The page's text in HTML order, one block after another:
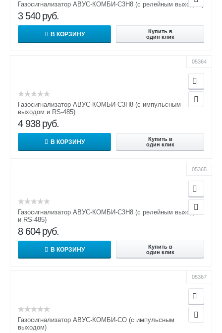
Газосигнализатор АВУС-КОМБИ-С3Н8 (с релейным выходом)
3 540 руб.
В КОРЗИНУ
Купить в
один клик
05364
Газосигнализатор АВУС-КОМБИ-С3Н8 (с импульсным
выходом и RS-485)
4 938 руб.
В КОРЗИНУ
Купить в
один клик
05365
Газосигнализатор АВУС-КОМБИ-С3Н8 (с релейным выходом
и RS-485)
8 604 руб.
В КОРЗИНУ
Купить в
один клик
05367
Газосигнализатор АВУС-КОМБИ-СО (с импульсным
выходом)